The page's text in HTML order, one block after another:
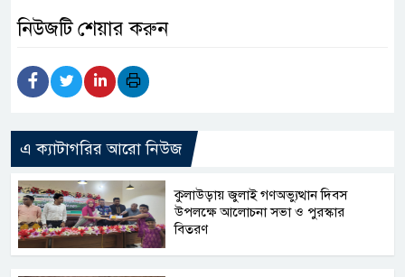
নিউজটি শেয়ার করুন
এ ক্যাটাগরির আরো নিউজ
কুলাউড়ায় জুলাই গণঅভ্যুত্থান দিবস
উপলক্ষে আলোচনা সভা ও পুরস্কার
বিতরণ